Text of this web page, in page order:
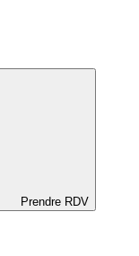
Prendre RDV